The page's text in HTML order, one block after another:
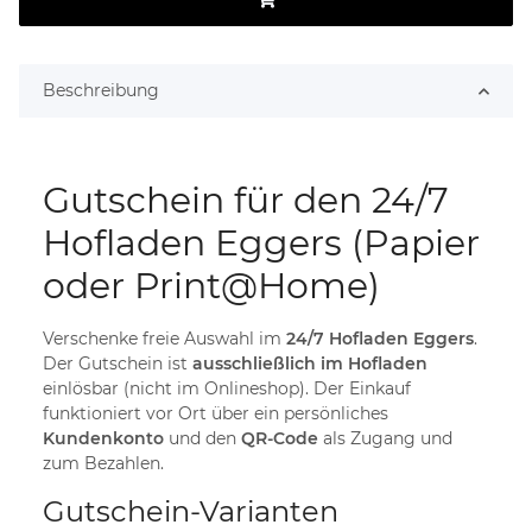
Beschreibung
Gutschein für den 24/7
Hofladen Eggers (Papier
oder Print@Home)
Verschenke freie Auswahl im 24/7 Hofladen Eggers.
Der Gutschein ist ausschließlich im Hofladen
einlösbar (nicht im Onlineshop). Der Einkauf
funktioniert vor Ort über ein persönliches
Kundenkonto und den QR-Code als Zugang und
zum Bezahlen.
Gutschein-Varianten